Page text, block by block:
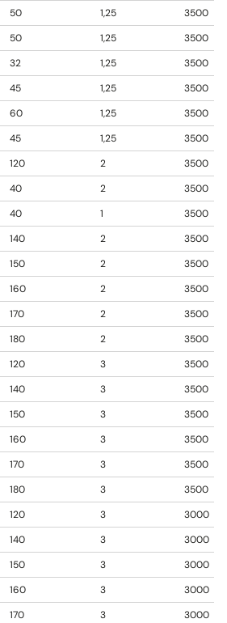
50 1,25
3500
50 1,25
3500
32 1,25
3500
45 1,25
3500
60 1,25
3500
45 1,25
3500
120 2
3500
40 2
3500
40 1
3500
140 2
3500
150 2
3500
160 2
3500
170 2
3500
180 2
3500
120 3
3500
140 3
3500
150 3
3500
160 3
3500
170 3
3500
180 3
3500
120 3
3000
140 3
3000
150 3
3000
160 3
3000
170 3
3000